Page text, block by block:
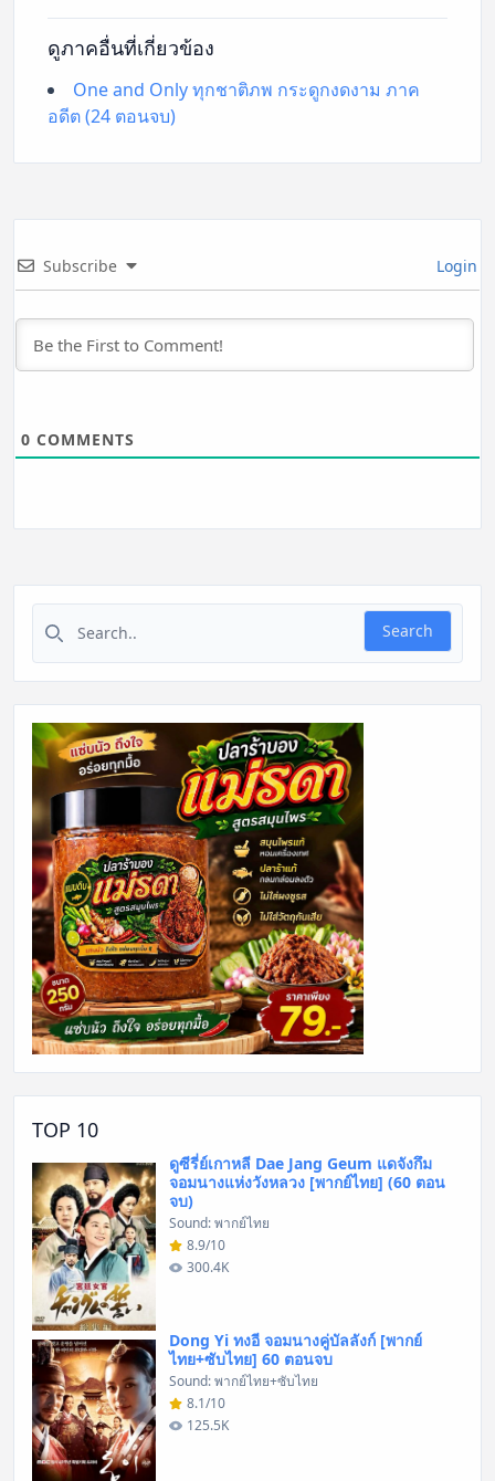
ดูภาคอื่นที่เกี่ยวข้อง
One and Only ทุกชาติภพ กระดูกงดงาม ภาค
อดีต (24 ตอนจบ)
Subscribe Login
0 COMMENTS
Search
TOP 10
ดูซีรี่ย์เกาหลี Dae Jang Geum แดจังกึม
จอมนางแห่งวังหลวง [พากย์ไทย] (60 ตอน
จบ)
Sound: พากย์ไทย
8.9/10
300.4K
Dong Yi ทงอี จอมนางคู่บัลลังก์ [พากย์
ไทย+ซับไทย] 60 ตอนจบ
Sound: พากย์ไทย+ซับไทย
8.1/10
125.5K